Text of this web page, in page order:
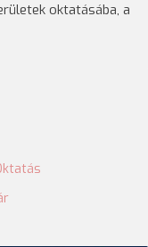
oktatásába, a